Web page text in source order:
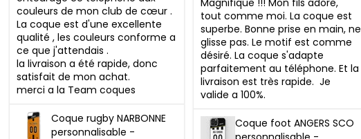
Magnifique !!! Mon fils adore,
tout comme moi. La coque est
superbe. Bonne prise en main, ne
glisse pas. Le motif est comme
désiré. La coque s'adapte
parfaitement au téléphone. Et la
livraison est très rapide.  Je
valide a 100%.
Coque foot ANGERS SCO
couleurs de mon club de cœur .
La coque est d'une excellente
qualité , les couleurs conforme a
ce que j'attendais .
la livraison a été rapide, donc
satisfait de mon achat.
merci a la Team coques
Coque rugby NARBONNE
personnalisable -